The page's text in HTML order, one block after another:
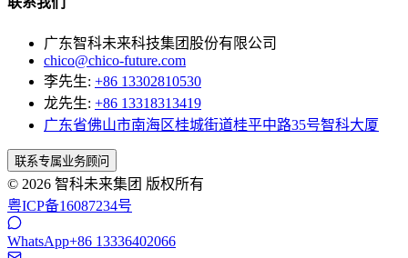
广东智科未来科技集团股份有限公司
chico@chico-future.com
李先生: +86 13302810530
龙先生: +86 13318313419
广东省佛山市南海区桂城街道桂平中路35号智科大厦
联系专属业务顾问
© 2026 智科未来集团 版权所有
粤ICP备16087234号
WhatsApp+86 13336402066